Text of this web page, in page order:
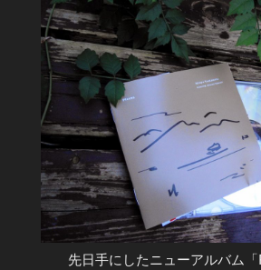
先日手にしたニューアルバム「